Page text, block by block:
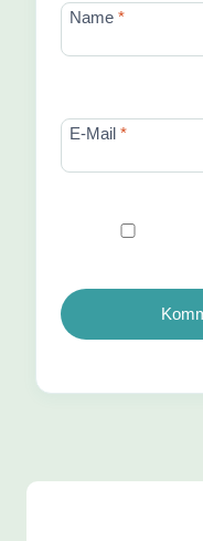
Name *
E-Mail *